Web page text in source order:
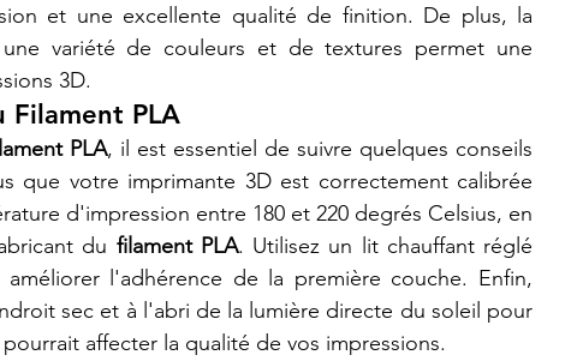
et une excellente qualité de finition. De plus, la
variété de couleurs et de textures permet une
3D.
Filament PLA
PLA, il est essentiel de suivre quelques conseils
que votre imprimante 3D est correctement calibrée
d'impression entre 180 et 220 degrés Celsius, en
du filament PLA. Utilisez un lit chauffant réglé
l'adhérence de la première couche. Enfin,
sec et à l'abri de la lumière directe du soleil pour
affecter la qualité de vos impressions.